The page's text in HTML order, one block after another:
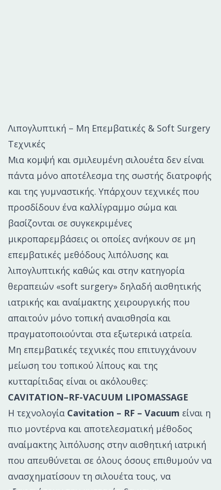
Λιπογλυπτική – Μη Επεμβατικές & Soft Surgery
Τεχνικές
Μια κομψή και σμιλευμένη σιλουέτα δεν είναι
πάντα μόνο αποτέλεσμα της σωστής διατροφής
και της γυμναστικής. Υπάρχουν τεχνικές που
προσδίδουν ένα καλλίγραμμο σώμα και
βασίζονται σε συγκεκριμένες
μικροπαρεμβάσεις οι οποίες ανήκουν σε μη
επεμβατικές μεθόδους λιπόλυσης και
λιπογλυπτικής καθώς και στην κατηγορία
θεραπειών «soft surgery» δηλαδή αισθητικής
ιατρικής και αναίμακτης χειρουργικής που
απαιτούν μόνο τοπική αναισθησία και
πραγματοποιούνται στα εξωτερικά ιατρεία.
Μη επεμβατικές τεχνικές που επιτυγχάνουν
μείωση του τοπικού λίπους και της
κυτταρίτιδας είναι οι ακόλουθες:
CAVITATION–RF-VACUUM LIPOMASSAGE
Η τεχνολογία Cavitation – RF – Vacuum είναι η
πιο μοντέρνα και αποτελεσματική μέθοδος
αναίμακτης λιπόλυσης στην αισθητική ιατρική
που απευθύνεται σε όλους όσους επιθυμούν να
ανασχηματίσουν τη σιλουέτα τους, να